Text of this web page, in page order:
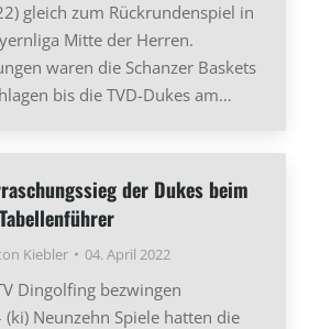
gleich zum Rückrundenspiel in
Mitte der Herren.
waren die Schanzer Baskets
bis die TVD-Dukes am…
der Dukes beim
Kiebler 04. April 2022
Dingolfing bezwingen
Neunzehn Spiele hatten die